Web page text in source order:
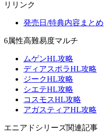
リリンク
発売日/特典内容まとめ
6属性高難易度マルチ
ムゲンHL攻略
ディアスポラHL攻略
ジークHL攻略
シエテHL攻略
コスモスHL攻略
アガスティアHL攻略
エニアドシリーズ関連記事